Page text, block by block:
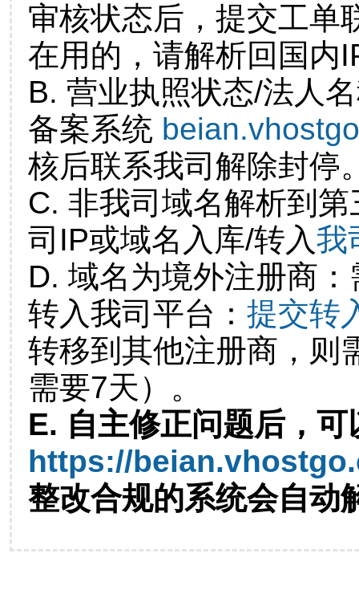
审核状态后，提交工单
在用的，请解析回国内
B. 营业执照状态/法人
备案系统
核后联系我司解除封停
C. 非我司域名解析到
司IP或域名入库/转入我
D. 域名为境外注册商
转入我司平台： 提交转
转移到其他注册商，则
需要7天）。
E. 自主修正问题后，可
https://
整改合规的系统会自动